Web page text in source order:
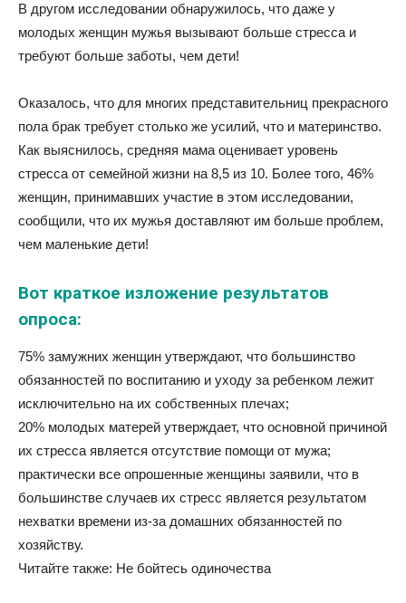
В другом исследовании обнаружилось, что даже у
молодых женщин мужья вызывают больше стресса и
требуют больше заботы, чем дети!
Оказалось, что для многих представительниц прекрасного
пола брак требует столько же усилий, что и материнство.
Как выяснилось, средняя мама оценивает уровень
стресса от семейной жизни на 8,5 из 10. Более того, 46%
женщин, принимавших участие в этом исследовании,
сообщили, что их мужья доставляют им больше проблем,
чем маленькие дети!
Вот краткое изложение результатов
опроса:
75% замужних женщин утверждают, что большинство
обязанностей по воспитанию и уходу за ребенком лежит
исключительно на их собственных плечах;
20% молодых матерей утверждает, что основной причиной
их стресса является отсутствие помощи от мужа;
практически все опрошенные женщины заявили, что в
большинстве случаев их стресс является результатом
нехватки времени из-за домашних обязанностей по
хозяйству.
Читайте также: Не бойтесь одиночества